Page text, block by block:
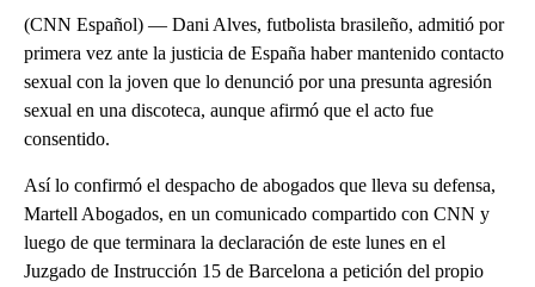
(CNN Español) — Dani Alves, futbolista brasileño, admitió por
primera vez ante la justicia de España haber mantenido contacto
sexual con la joven que lo denunció por una presunta agresión
sexual en una discoteca, aunque afirmó que el acto fue
consentido.
Así lo confirmó el despacho de abogados que lleva su defensa,
Martell Abogados, en un comunicado compartido con CNN y
luego de que terminara la declaración de este lunes en el
Juzgado de Instrucción 15 de Barcelona a petición del propio